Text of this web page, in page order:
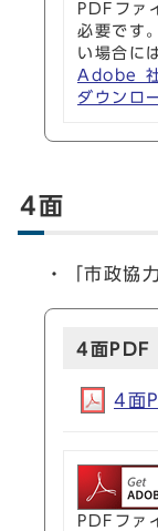
PDFフ
必要です
い場合に
Adobe
ダウンロ
4面
・「市政協
4面PDF
4面
PDFフ